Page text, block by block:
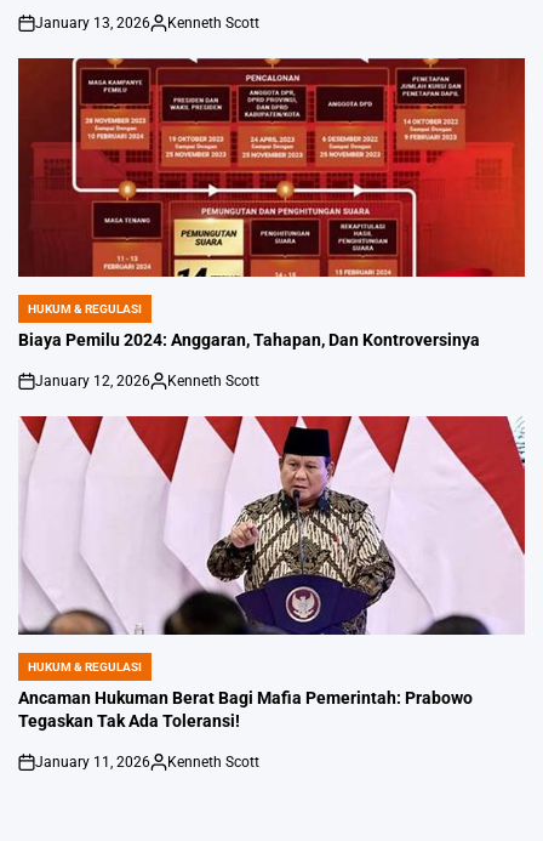
on
January 13, 2026
Posted
Kenneth Scott
POSTED
IN
HUKUM & REGULASI
Biaya Pemilu 2024: Anggaran, Tahapan, Dan Kontroversinya
on
January 12, 2026
Posted
Kenneth Scott
POSTED
IN
HUKUM & REGULASI
Ancaman Hukuman Berat Bagi Mafia Pemerintah: Prabowo
Tegaskan Tak Ada Toleransi!
on
January 11, 2026
Posted
Kenneth Scott